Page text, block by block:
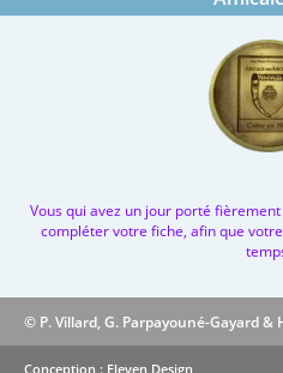
Vous qui avez un jour porté
compléter votre fiche, afin que
© P. Villard, G. Parpayouné-Gayard &
Conception : Eleven Design